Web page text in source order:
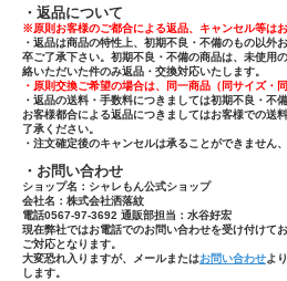
・返品について
※原則お客様のご都合による返品、キャンセル等は
・返品は商品の特性上、初期不良・不備のもの以外
卒ご了承下さい。初期不良・不備の商品は、未使用
絡いただいた件のみ返品・交換対応いたします。
・原則交換ご希望の場合は、同一商品（同サイズ・
・返品の送料・手数料につきましては初期不良・不
お客様都合による返品につきましてはお客様での送
了承ください。
・注文確定後のキャンセルは承ることができません
・お問い合わせ
ショップ名：シャレもん公式ショップ
会社名：株式会社洒落紋
電話0567-97-3692 通販部担当：水谷好宏
現在弊社ではお電話でのお問い合わせを受け付けて
ご対応となります。
大変恐れ入りますが、メールまたはお問い合わせよ
します。